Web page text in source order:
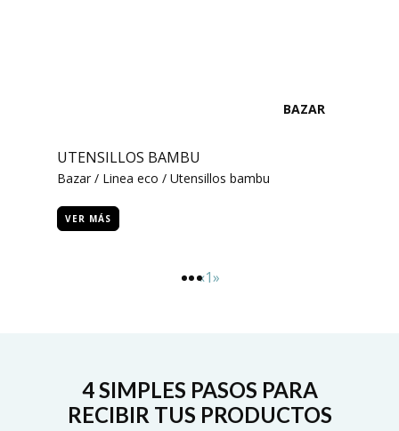
BAZAR
UTENSILLOS BAMBU
Bazar / Linea eco / Utensillos bambu
VER MÁS
«Previous
1»Next
4 SIMPLES PASOS PARA
RECIBIR TUS PRODUCTOS